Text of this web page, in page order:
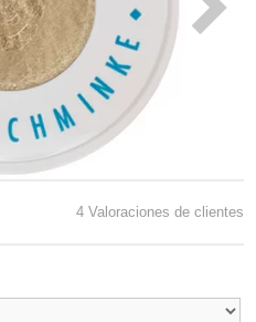
4 Valoraciones de clientes